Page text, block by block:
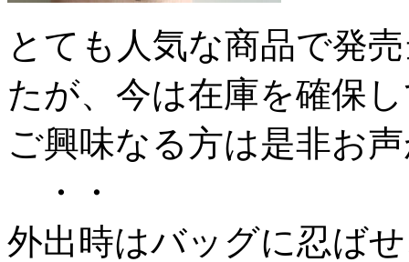
とても人気な商品で発
たが、今は在庫を確保
ご興味なる方は是非お
・・
外出時はバッグに忍ば